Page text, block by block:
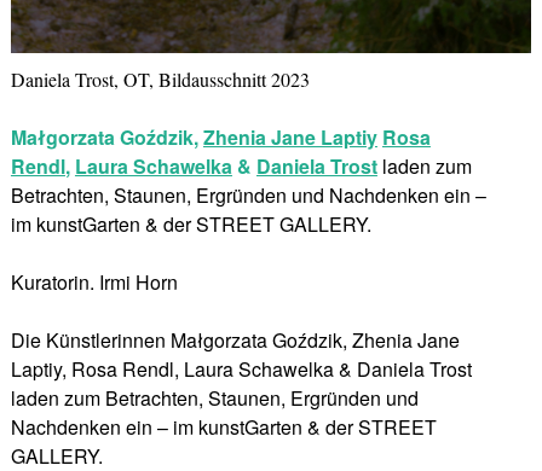
Daniela Trost, OT, Bildausschnitt 2023
Małgorzata Goździk,Zhenia Jane Laptiy Rosa
Rendl, Laura Schawelka& Daniela Trost laden zum
Betrachten, Staunen, Ergründen und Nachdenken ein –
im kunstGarten & der STREET GALLERY.
Kuratorin. Irmi Horn
Die Künstlerinnen Małgorzata Goździk, Zhenia Jane
Laptiy, Rosa Rendl, Laura Schawelka & Daniela Trost
laden zum Betrachten, Staunen, Ergründen und
Nachdenken ein – im kunstGarten & der STREET
GALLERY.